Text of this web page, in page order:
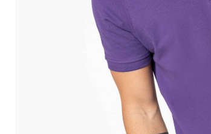
ou personnels.